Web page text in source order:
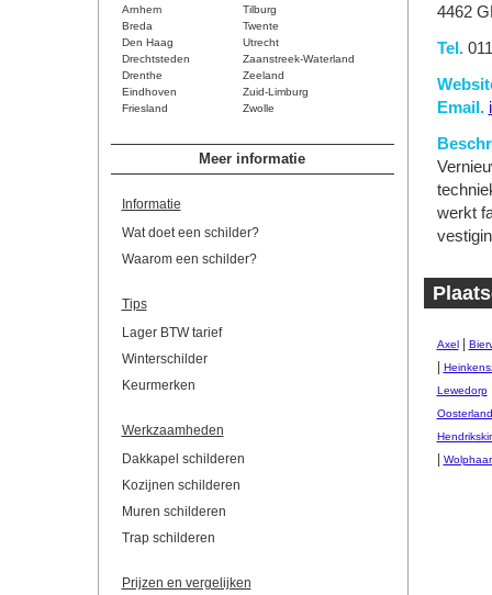
Arnhem
Tilburg
Breda
Twente
Den Haag
Utrecht
Drechtsteden
Zaanstreek-Waterland
Drenthe
Zeeland
Eindhoven
Zuid-Limburg
Friesland
Zwolle
Meer informatie
Informatie
Wat doet een schilder?
Waarom een schilder?
Tips
Lager BTW tarief
Winterschilder
Keurmerken
Werkzaamheden
Dakkapel schilderen
Kozijnen schilderen
Muren schilderen
Trap schilderen
Prijzen en vergelijken
4462
Tel.
Email.
werkt
Axel|
Lewedorp
Oosterland